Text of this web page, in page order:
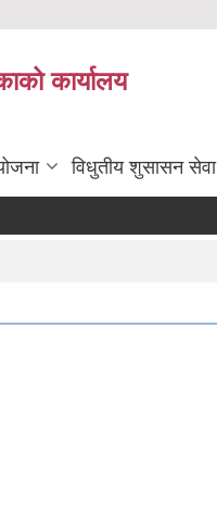
कार्यालय
विधुतीय शुसासन सेवा